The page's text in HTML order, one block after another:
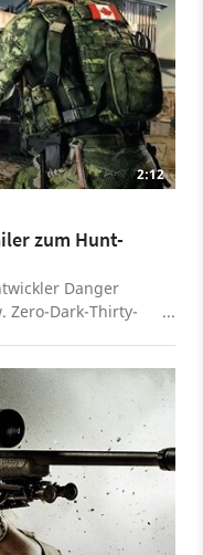
2:12
zum Hunt-
Danger
Zero-Dark-Thirty-